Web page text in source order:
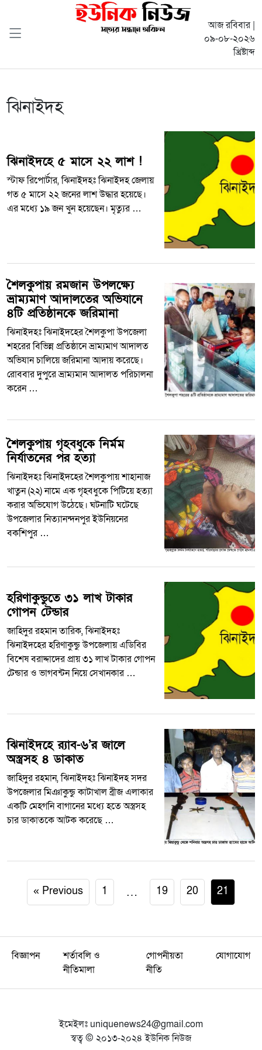
আজ রবিবার |
০৯-০৮-২০২৬
খ্রিষ্টাব্দ
ঝিনাইদহ
ঝিনাইদহে ৫ মাসে ২২ লাশ !
স্টাফ রিপোর্টার, ঝিনাইদহঃ ঝিনাইদহ জেলায়
গত ৫ মাসে ২২ জনের লাশ উদ্ধার হয়েছে।
এর মধ্যে ১৯ জন খুন হয়েছেন। মৃত্যুর …
শৈলকুপায় রমজান উপলক্ষ্যে
ভ্রাম্যমাণ আদালতের অভিযানে
৪টি প্রতিষ্ঠানকে জরিমানা
ঝিনাইদহঃ ঝিনাইদহের শৈলকুপা উপজেলা
শহরের বিভিন্ন প্রতিষ্ঠানে ভ্রাম্যমাণ আদালত
অভিযান চালিয়ে জরিমানা আদায় করেছে।
রোববার দুপুরে ভ্রাম্যমান আদালত পরিচালনা
করেন …
শৈলকুপায় গৃহবধুকে নির্মম
নির্যাতনের পর হত্যা
ঝিনাইদহঃ ঝিনাইদহের শৈলকুপায় শাহানাজ
খাতুন (২২) নামে এক গৃহবধুকে পিটিয়ে হত্যা
করার অভিযোগ উঠেছে। ঘটনাটি ঘটেছে
উপজেলার নিত্যানন্দনপুর ইউনিয়নের
বকশিপুর …
হরিণাকুন্ডুতে ৩১ লাখ টাকার
গোপন টেন্ডার
জাহিদুর রহমান তারিক, ঝিনাইদহঃ
ঝিনাইদহের হরিণাকুন্ডু উপজেলায় এডিবির
বিশেষ বরাদ্দাদের প্রায় ৩১ লাখ টাকার গোপন
টেন্ডার ও ভাগবন্টন নিয়ে সেখানকার …
ঝিনাইদহে র‌্যাব-৬’র জালে
অস্ত্রসহ ৪ ডাকাত
জাহিদুর রহমান, ঝিনাইদহঃ ‍ঝিনাইদহ সদর
উপজেলার মিঞাকুন্ডু কাটাখাল ব্রীজ এলাকার
একটি মেহগনি বাগানের মধ্যে হতে অস্ত্রসহ
চার ডাকাতকে আটক করেছে …
« Previous 1 … 19 20 21
বিজ্ঞাপন
শর্তাবলি ও
নীতিমালা
গোপনীয়তা
নীতি
যোগাযোগ
ইমেইলঃ uniquenews24@gmail.com
স্বত্ব © ২০১৩-২০২৪ ইউনিক নিউজ